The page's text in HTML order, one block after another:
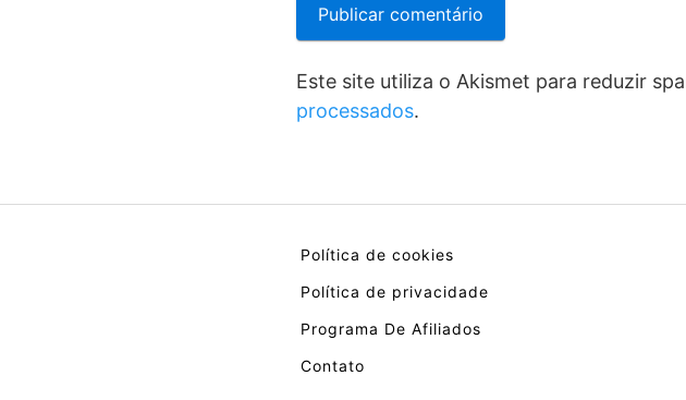
Este site utiliza o Akismet para reduzir
processados.
Política de cookies
Política de privacidade
Programa De Afiliados
Contato